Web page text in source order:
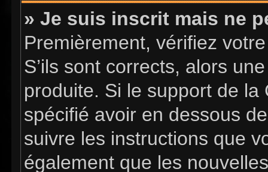
» Je suis inscrit mais ne
Premièrement, vérifiez
S’ils sont corrects, alors
produite. Si le support de la
spécifié avoir en dessous
suivre les instructions que
également que les